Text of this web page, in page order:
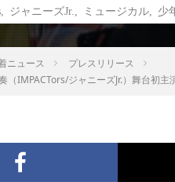
ジャニーズJr. ミュージカル 少
ニュース
プレスリリース
（IMPACTors/ジャニーズJr.）舞台初